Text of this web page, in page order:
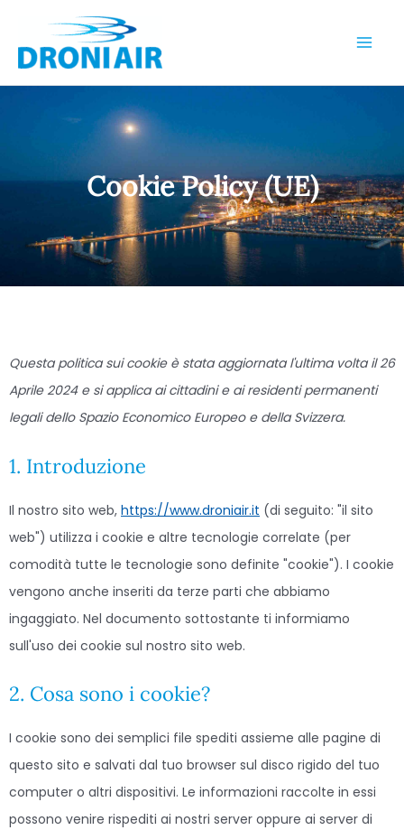
contenuto
Cookie Policy (UE)
Questa politica sui cookie è stata aggiornata l'ultima volta il 26
Aprile 2024 e si applica ai cittadini e ai residenti permanenti
legali dello Spazio Economico Europeo e della Svizzera.
1. Introduzione
Il nostro sito web, https://www.droniair.it (di seguito: "il sito
web") utilizza i cookie e altre tecnologie correlate (per
comodità tutte le tecnologie sono definite "cookie"). I cookie
vengono anche inseriti da terze parti che abbiamo
ingaggiato. Nel documento sottostante ti informiamo
sull'uso dei cookie sul nostro sito web.
2. Cosa sono i cookie?
I cookie sono dei semplici file spediti assieme alle pagine di
questo sito e salvati dal tuo browser sul disco rigido del tuo
computer o altri dispositivi. Le informazioni raccolte in essi
possono venire rispediti ai nostri server oppure ai server di
Consent
to
service
Consent
to
service
Consent
to
service
Consent
to
service
Consent
to
service
Consent
to
service